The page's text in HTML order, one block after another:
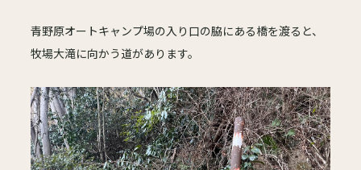
青野原オートキャンプ場の入り口の脇にある橋を渡ると、
牧場大滝に向かう道があります。